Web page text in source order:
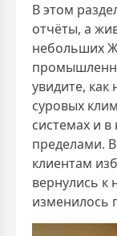
В этом
отчёты, а
небольших
увидите,
суровых
системах и в
пределами.
клиентам
вернулись к
изменилось